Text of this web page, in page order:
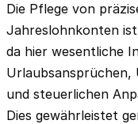
Die Pflege von
Jahreslohnkonten
da hier wesentliche
Urlaubsansprüchen,
und steuerlichen
Dies gewährleistet